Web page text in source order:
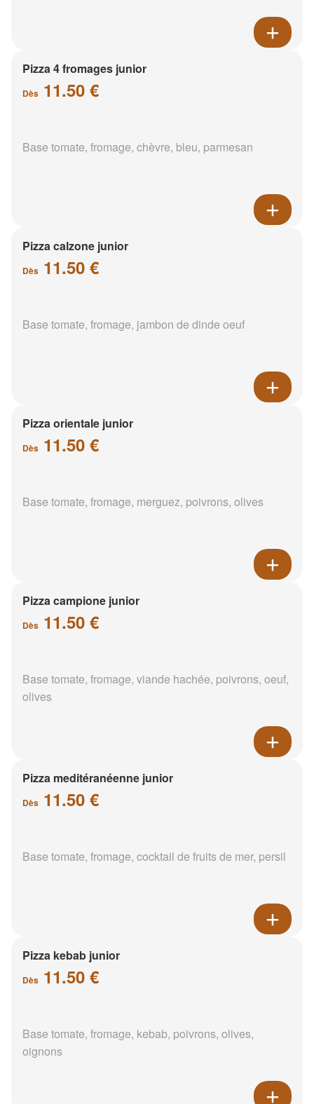
Pizza 4 fromages junior
Dès 11.50 €
Base tomate, fromage, chèvre, bleu, parmesan
Pizza calzone junior
Dès 11.50 €
Base tomate, fromage, jambon de dinde oeuf
Pizza orientale junior
Dès 11.50 €
Base tomate, fromage, merguez, poivrons, olives
Pizza campione junior
Dès 11.50 €
Base tomate, fromage, viande hachée, poivrons, oeuf,
olives
Pizza meditéranéenne junior
Dès 11.50 €
Base tomate, fromage, cocktail de fruits de mer, persil
Pizza kebab junior
Dès 11.50 €
Base tomate, fromage, kebab, poivrons, olives,
oignons